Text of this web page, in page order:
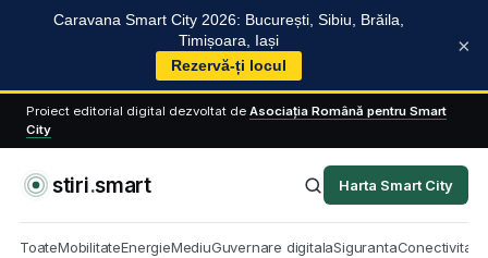
Caravana Smart City 2026: București, Sibiu, Brăila,
Timișoara, Iași
Rezervă-ți locul
×
Proiect editorial digital dezvoltat de Asociația Română pentru Smart
City
stiri.smart Harta Smart City
ToateMobilitateEnergieMediuGuvernare digitalaSigurantaConectivitate